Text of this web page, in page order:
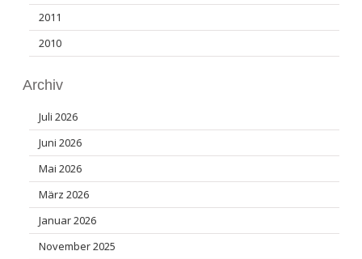
2011
2010
Archiv
Juli 2026
Juni 2026
Mai 2026
März 2026
Januar 2026
November 2025